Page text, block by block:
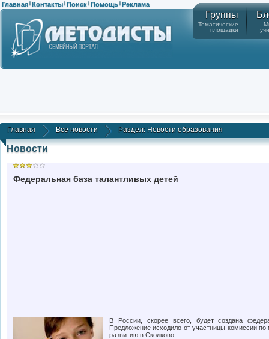
Главная | Контакты | Поиск | Помощь | Реклама
Группы
Тематические
площадки
Главная Все новости Раздел: Новости образования
Новости
Федеральная база талантливых детей
В России, скорее всего, будет создана
Предложение исходило от участницы комиссии по
развитию в Сколково.